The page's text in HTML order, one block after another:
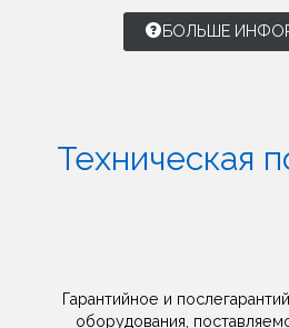
БОЛЬШЕ
Техническая
Гарантийное и
оборудования,